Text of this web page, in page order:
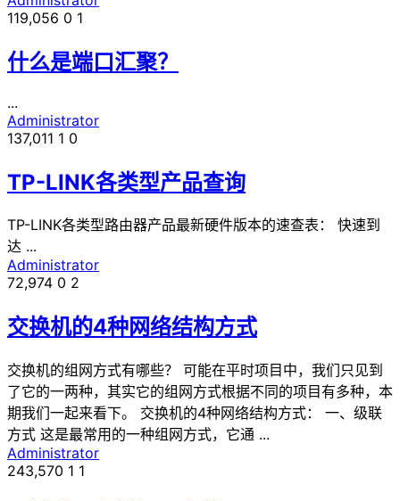
119,056 0 1
什么是端口汇聚？
...
Administrator
137,011 1 0
TP-LINK各类型产品查询
TP-LINK各类型路由器产品最新硬件版本的速查表： 快速到
达 ...
Administrator
72,974 0 2
交换机的4种网络结构方式
交换机的组网方式有哪些？ 可能在平时项目中，我们只见到
了它的一两种，其实它的组网方式根据不同的项目有多种，本
期我们一起来看下。 交换机的4种网络结构方式： 一、级联
方式 这是最常用的一种组网方式，它通 ...
Administrator
243,570 1 1